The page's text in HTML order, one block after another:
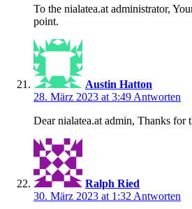
To the nialatea.at administrator,
point.
Austin Hatton
28. März 2023 at 3:49 Antworten
Dear nialatea.at admin, Thanks for
Ralph Ried
30. März 2023 at 1:32 Antworten